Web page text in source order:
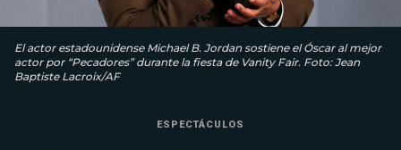
El actor estadounidense Michael B. Jordan sostiene el Óscar al mejor
actor por “Pecadores” durante la fiesta de Vanity Fair. Foto: Jean
Baptiste Lacroix/AF
ESPECTÁCULOS